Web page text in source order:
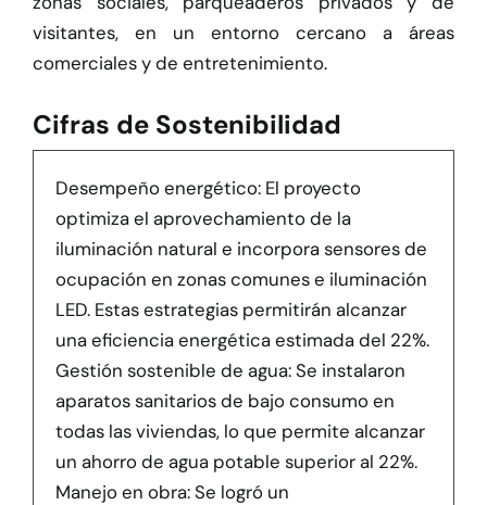
visitantes, en un entorno cercano a áreas
comerciales y de entretenimiento.
Cifras de Sostenibilidad
Desempeño energético: El proyecto
optimiza el aprovechamiento de la
iluminación natural e incorpora sensores de
ocupación en zonas comunes e iluminación
LED. Estas estrategias permitirán alcanzar
una eficiencia energética estimada del 22%.
Gestión sostenible de agua: Se instalaron
aparatos sanitarios de bajo consumo en
todas las viviendas, lo que permite alcanzar
un ahorro de agua potable superior al 22%.
Manejo en obra: Se logró un